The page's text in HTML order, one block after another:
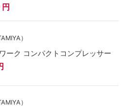
円
）
ーク コンパクトコンプレッサー
）